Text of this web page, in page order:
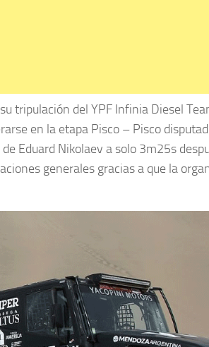
tripulación del YPF Infinia Diesel
en la etapa Pisco – Pisco
Eduard Nikolaev a solo 3m25s
generales gracias a que la